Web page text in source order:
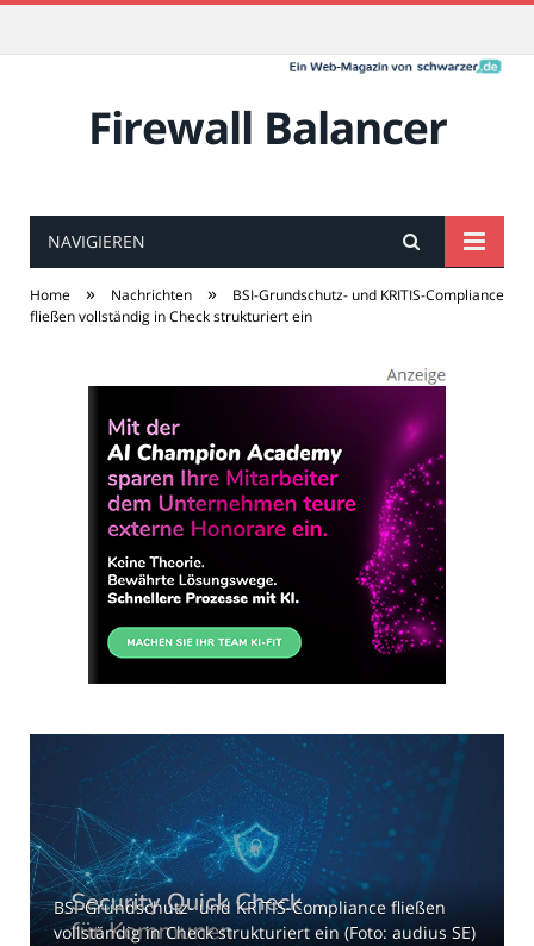
Firewall Balancer
NAVIGIEREN
Home » Nachrichten »
BSI-Grundschutz- und KRITIS-Compliance
fließen vollständig in Check strukturiert ein
BSI-Grundschutz- und KRITIS-Compliance fließen
vollständig in Check strukturiert ein (Foto: audius SE)